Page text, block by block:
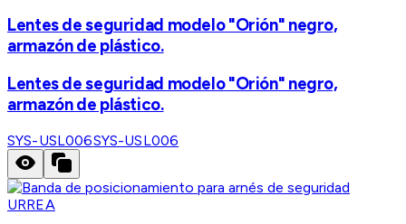
Lentes de seguridad modelo "Orión" negro,
armazón de plástico.
Lentes de seguridad modelo "Orión" negro,
armazón de plástico.
SYS-USL006SYS-USL006
URREA